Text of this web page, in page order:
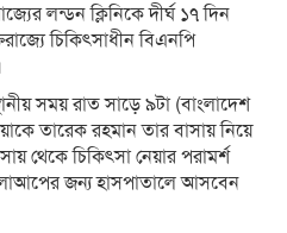
লন্ডন ক্লিনিকে দীর্ঘ ১৭ দিন
চিকিৎসাধীন বিএনপি
সময় রাত সাড়ে ৯টা (বাংলাদেশ
তারেক রহমান তার বাসায় নিয়ে
থেকে চিকিৎসা নেয়ার পরামর্শ
জন্য হাসপাতালে আসবেন